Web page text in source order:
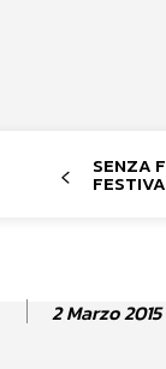
SENZA
2 Marzo 2015